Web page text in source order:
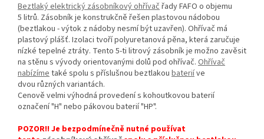
Beztlaký elektrický zásobníkový ohřívačřady FAFO o objemu
5 litrů. Zásobník je konstrukčně řešen plastovou nádobou
(beztlakou - výtok z nádoby nesmí být uzavřen). Ohřívač má
plastový plášť. Izolaci tvoří polyuretanová pěna, která zaručuje
nízké tepelné ztráty. Tento 5-ti litrový zásobník je možno zavěsit
na stěnu s vývody orientovanými dolů pod ohřívač. Ohřívač
nabízímetaké spolu s příslušnou beztlakou bateriíve
dvou různých variantách.
Cenově velmi výhodná provedení s kohoutkovou baterií
označení "H" nebo pákovou baterií "HP".
POZOR!! Je bezpodmínečně nutné používat